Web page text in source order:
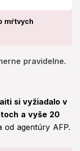
mŕtvych
pravidelne.
si vyžiadalo v
a vyše 20
od agentúry AFP.